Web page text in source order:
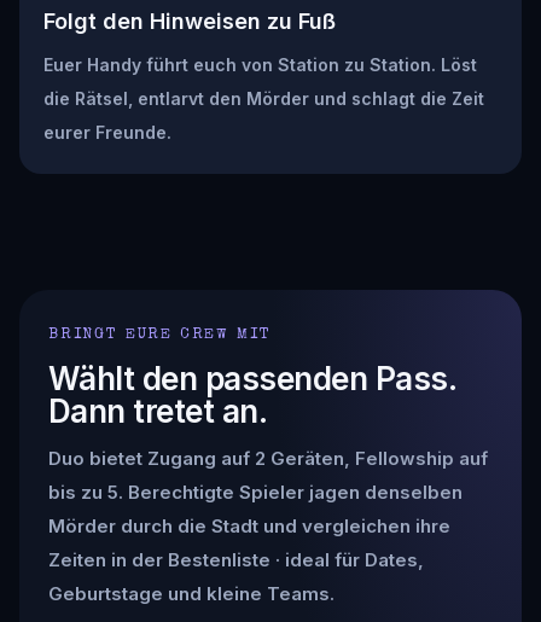
Folgt den Hinweisen zu Fuß
Euer Handy führt euch von Station zu Station. Löst
die Rätsel, entlarvt den Mörder und schlagt die Zeit
eurer Freunde.
BRINGT EURE CREW MIT
Wählt den passenden Pass.
Dann tretet an.
Duo bietet Zugang auf 2 Geräten, Fellowship auf
bis zu 5. Berechtigte Spieler jagen denselben
Mörder durch die Stadt und vergleichen ihre
Zeiten in der Bestenliste · ideal für Dates,
Geburtstage und kleine Teams.